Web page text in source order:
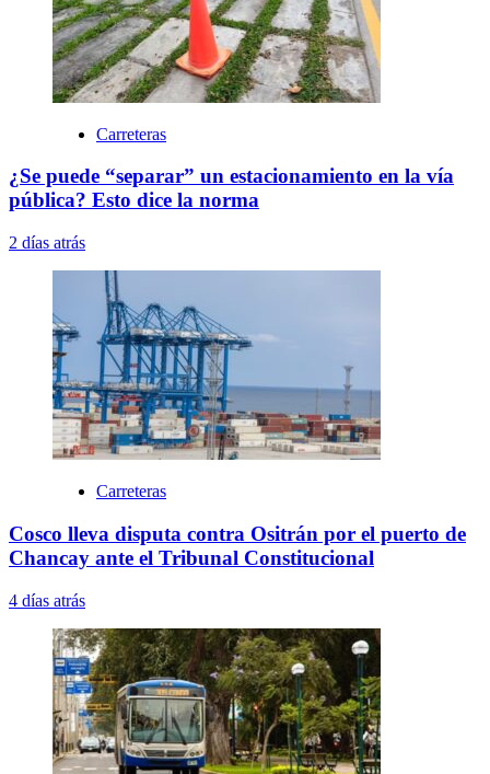
Carreteras
¿Se puede “separar” un estacionamiento en la vía
pública? Esto dice la norma
2 días atrás
Carreteras
Cosco lleva disputa contra Ositrán por el puerto de
Chancay ante el Tribunal Constitucional
4 días atrás